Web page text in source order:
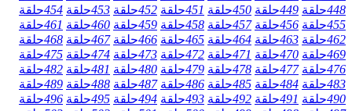
448حلقة 449حلقة 450حلقة 451حلقة 452حلقة 453حلقة 454حلقة
455حلقة 456حلقة 457حلقة 458حلقة 459حلقة 460حلقة 461حلقة
462حلقة 463حلقة 464حلقة 465حلقة 466حلقة 467حلقة 468حلقة
469حلقة 470حلقة 471حلقة 472حلقة 473حلقة 474حلقة 475حلقة
476حلقة 477حلقة 478حلقة 479حلقة 480حلقة 481حلقة 482حلقة
483حلقة 484حلقة 485حلقة 486حلقة 487حلقة 488حلقة 489حلقة
490حلقة 491حلقة 492حلقة 493حلقة 494حلقة 495حلقة 496حلقة